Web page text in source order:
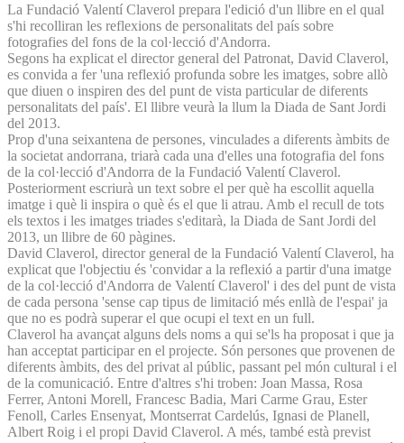
La Fundació Valentí Claverol prepara l'edició d'un llibre en el qual
s'hi recolliran les reflexions de personalitats del país sobre
fotografies del fons de la col·lecció d'Andorra.
Segons ha explicat el director general del Patronat, David Claverol,
es convida a fer 'una reflexió profunda sobre les imatges, sobre allò
que diuen o inspiren des del punt de vista particular de diferents
personalitats del país'. El llibre veurà la llum la Diada de Sant Jordi
del 2013.
Prop d'una seixantena de persones, vinculades a diferents àmbits de
la societat andorrana, triarà cada una d'elles una fotografia del fons
de la col·lecció d'Andorra de la Fundació Valentí Claverol.
Posteriorment escriurà un text sobre el per què ha escollit aquella
imatge i què li inspira o què és el que li atrau. Amb el recull de tots
els textos i les imatges triades s'editarà, la Diada de Sant Jordi del
2013, un llibre de 60 pàgines.
David Claverol, director general de la Fundació Valentí Claverol, ha
explicat que l'objectiu és 'convidar a la reflexió a partir d'una imatge
de la col·lecció d'Andorra de Valentí Claverol' i des del punt de vista
de cada persona 'sense cap tipus de limitació més enllà de l'espai' ja
que no es podrà superar el que ocupi el text en un full.
Claverol ha avançat alguns dels noms a qui se'ls ha proposat i que ja
han acceptat participar en el projecte. Són persones que provenen de
diferents àmbits, des del privat al públic, passant pel món cultural i el
de la comunicació. Entre d'altres s'hi troben: Joan Massa, Rosa
Ferrer, Antoni Morell, Francesc Badia, Mari Carme Grau, Ester
Fenoll, Carles Ensenyat, Montserrat Cardelús, Ignasi de Planell,
Albert Roig i el propi David Claverol. A més, també està previst